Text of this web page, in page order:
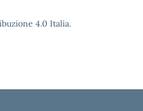
4.0 Italia.